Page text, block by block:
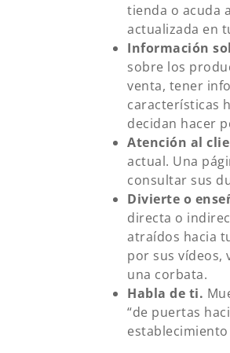
tienda o acuda
actualizada en
Información
sobre los
venta, tener
características
decidan hacer
Atención al
actual. Una
consultar sus
Divierte o
directa o
atraídos hacia
por sus vídeos,
una corbata.
Habla de ti.
“de puertas